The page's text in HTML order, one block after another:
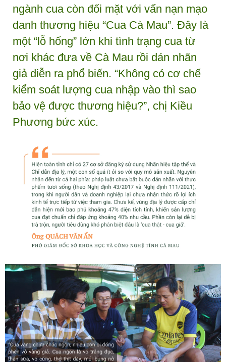
ngành cua còn đối mặt với vấn nạn mạo
danh thương hiệu “Cua Cà Mau”. Đây là
một “lỗ hổng” lớn khi tình trạng cua từ
nơi khác đưa về Cà Mau rồi dán nhãn
giả diễn ra phổ biến. “Không có cơ chế
kiểm soát lượng cua nhập vào thì sao
bảo vệ được thương hiệu?”, chị Kiều
Phương bức xúc.